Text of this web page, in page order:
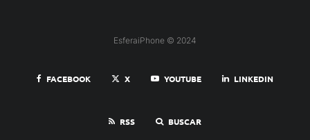
EsferaiPhone © 2024
FACEBOOK X YOUTUBE LINKEDIN
RSS BUSCAR